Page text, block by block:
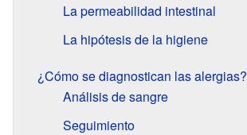
La permeabilidad intestinal
La hipótesis de la higiene
¿Cómo se diagnostican las alergias?
Análisis de sangre
Seguimiento